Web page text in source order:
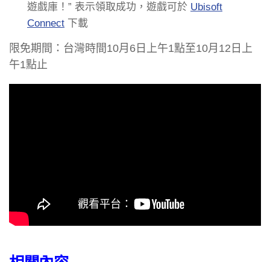
遊戲庫！” 表示領取成功，遊戲可於 Ubisoft
Connect 下載
限免期間：台灣時間10月6日上午1點至10月12日上
午1點止